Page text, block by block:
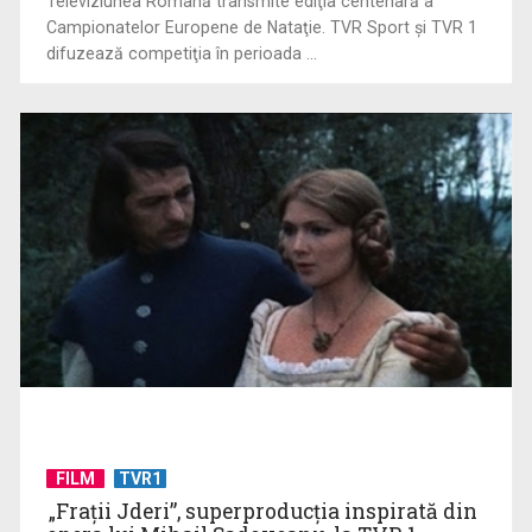
(P) Cum să montezi televizorul pe perete ca un profesionist
(P) De ce investesc tot mai mulți profesioniști în educație
Campionatelor Europene de Nataţie. TVR Sport şi TVR 1
difuzează competiţia în perioada ...
FILM TVR1
„Frații Jderi”, superproducția inspirată din